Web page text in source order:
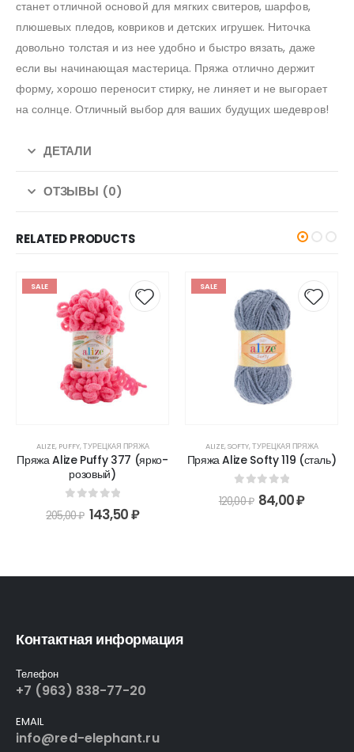
станет отличной основой для мягких свитеров, шарфов,
плюшевых пледов, ковриков и детских игрушек. Ниточка
довольно толстая и из нее удобно и быстро вязать, даже
если вы начинающая мастерица. Пряжа отлично держит
форму, хорошо переносит стирку, не линяет и не выгорает
на солнце. Отличный выбор для ваших будущих шедевров!
ДЕТАЛИ
ОТЗЫВЫ (0)
RELATED PRODUCTS
SALE
ALIZE, PUFFY,ТУРЕЦКАЯ ПРЯЖА
Пряжа Alize Puffy 377 (ярко-
розовый)
out of 5
205,00₽ 143,50₽
SALE
ALIZE,SOFTY,ТУРЕЦКАЯ ПРЯЖА
Пряжа Alize Softy 119 (сталь)
out of 5
120,00₽ 84,00₽
Контактная информация
Телефон
+7 (963) 838-77-20
EMAIL
info@red-elephant.ru